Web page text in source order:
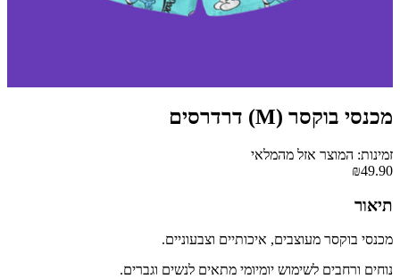
מכנסי בוקסר (M) דרדרסים
זמינות: המוצר אזל מהמלאי
₪49.90
תיאור
מכנסי בוקסר מעוצבים, איכותיים וצבעוניים.
נוחים ורחבים לשימוש יומיומי מתאים לנשים וגברים.